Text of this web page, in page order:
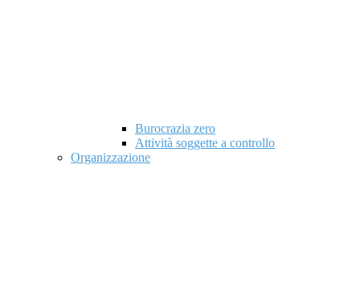
Burocrazia zero
Attività soggette a controllo
Organizzazione